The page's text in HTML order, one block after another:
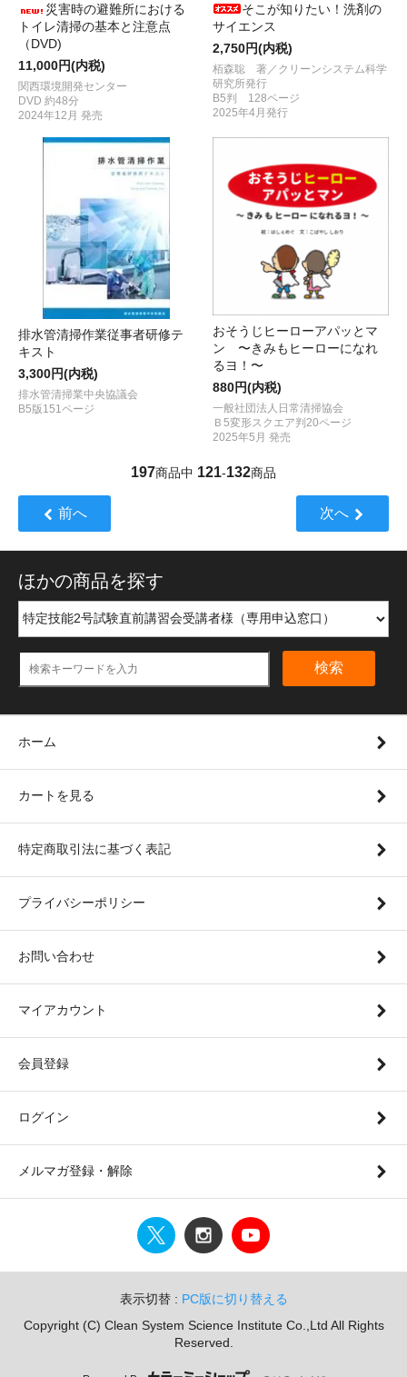
災害時の避難所における
トイレ清掃の基本と注意点
（DVD)
11,000円(内税)
関西環境開発センター
DVD 約48分
2024年12月 発売
そこが知りたい！洗剤の
サイエンス
2,750円(内税)
栢森聡 著／クリーンシステム科学
研究所発行
B5判 128ページ
2025年4月発行
排水管清掃作業従事者研修テ
キスト
3,300円(内税)
排水管清掃業中央協議会
B5版151ページ
おそうじヒーローアパッとマ
ン 〜きみもヒーローになれ
るヨ！〜
880円(内税)
一般社団法人日常清掃協会
Ｂ5変形スクエア判20ページ
2025年5月 発売
197商品中 121-132商品
前へ 次へ
ほかの商品を探す
検索
ホーム
カートを見る
特定商取引法に基づく表記
プライバシーポリシー
お問い合わせ
マイアカウント
会員登録
ログイン
メルマガ登録・解除
表示切替 : PC版に切り替える
Copyright (C) Clean System Science Institute Co.,Ltd All Rights
Reserved.